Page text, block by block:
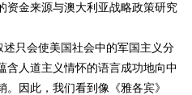
资金来源与澳大利亚战略政策研究
述只会使美国社会中的军国主义分
含人道主义情怀的语言成功地向中
因此，我们看到像《雅各宾》